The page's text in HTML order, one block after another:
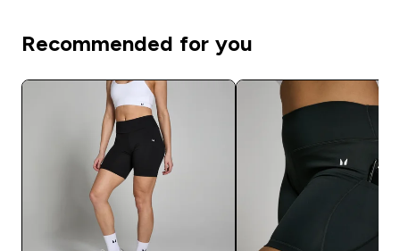
Recommended for you